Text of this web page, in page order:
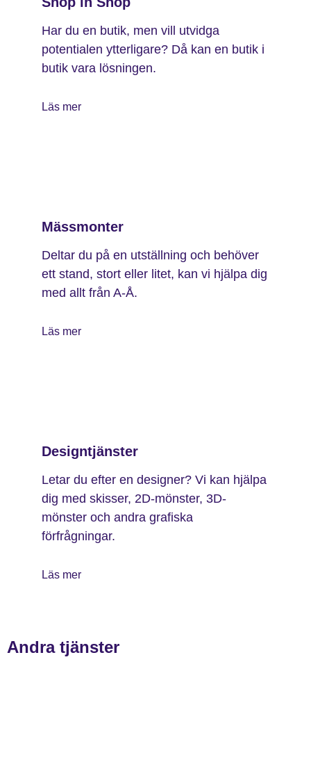
Har du en butik, men vill utvidga
potentialen ytterligare? Då kan en butik i
butik vara lösningen.
Läs mer
Mässmonter
Deltar du på en utställning och behöver
ett stand, stort eller litet, kan vi hjälpa dig
med allt från A-Å.
Läs mer
Designtjänster
Letar du efter en designer? Vi kan hjälpa
dig med skisser, 2D-mönster, 3D-
mönster och andra grafiska
förfrågningar.
Läs mer
Andra tjänster